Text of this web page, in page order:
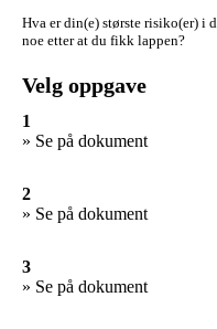
Hva er din(e) største risiko(er) i
noe etter at du fikk lappen?
Velg oppgave
1
» Se på dokument
2
» Se på dokument
3
» Se på dokument